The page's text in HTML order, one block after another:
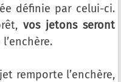
définie par celui-ci.
vos jetons seront
remporte l’enchère,